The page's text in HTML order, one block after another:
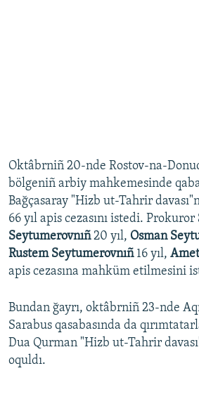
Oktâbrniñ 20-nde Rostov-na-
bölgeniñ arbiy mahkemesinde
Bağçasaray "Hizb ut-Tahrir
66 yıl apis cezasını istedi. Prokuror
Seytumerovnıñ20 yıl, Osman
Rustem Seytumerovnıñ 16 yıl,
apis cezasına mahküm etilmesini
Bundan ğayrı, oktâbrniñ 23-nde
Sarabus qasabasında da
Dua Qurman "Hizb ut-Tahrir
oquldı.